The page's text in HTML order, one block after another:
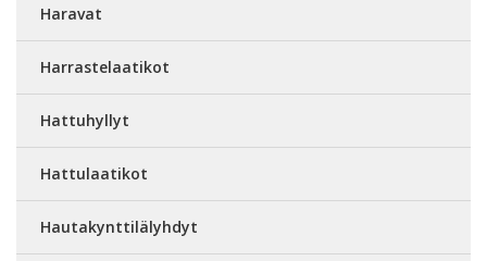
Haravat
Harrastelaatikot
Hattuhyllyt
Hattulaatikot
Hautakynttilälyhdyt